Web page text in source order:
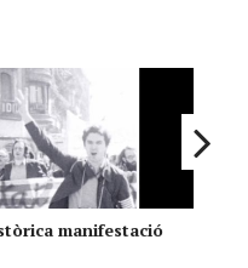
manifestació